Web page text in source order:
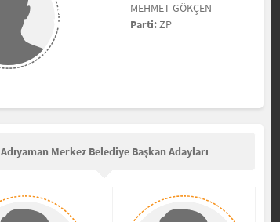
MEHMET GÖKÇEN
Parti:ZP
Adıyaman Merkez Belediye Başkan Adayları